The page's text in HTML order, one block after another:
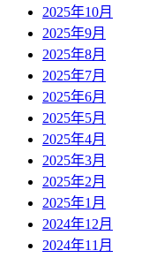
2025年10月
2025年9月
2025年8月
2025年7月
2025年6月
2025年5月
2025年4月
2025年3月
2025年2月
2025年1月
2024年12月
2024年11月